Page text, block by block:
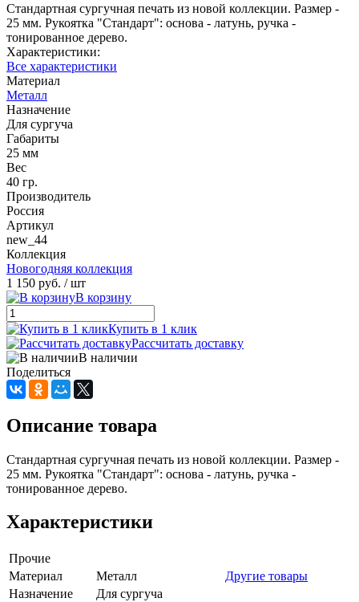
Стандартная сургучная печать из новой коллекции. Размер -
25 мм. Рукоятка "Стандарт": основа - латунь, ручка -
тонированное дерево.
Характеристики:
Все характеристики
Материал
Металл
Назначение
Для сургуча
Габариты
25 мм
Вес
40 гр.
Производитель
Россия
Артикул
new_44
Коллекция
Новогодняя коллекция
1 150 руб. / шт
В корзину
Купить в 1 клик
Рассчитать доставку
В наличии
Поделиться
Описание товара
Стандартная сургучная печать из новой коллекции. Размер -
25 мм. Рукоятка "Стандарт": основа - латунь, ручка -
тонированное дерево.
Характеристики
Прочие
Материал
Металл
Другие товары
Назначение
Для сургуча